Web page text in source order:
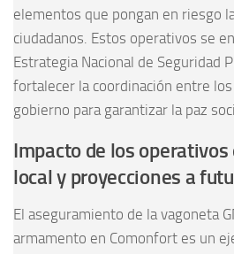
elementos que pongan en riesgo
ciudadanos. Estos operativos se
Estrategia Nacional de Seguridad
fortalecer la coordinación entre
gobierno para garantizar la paz
Impacto de los
local y proyecciones a
El aseguramiento de la vagoneta
armamento en Comonfort es un